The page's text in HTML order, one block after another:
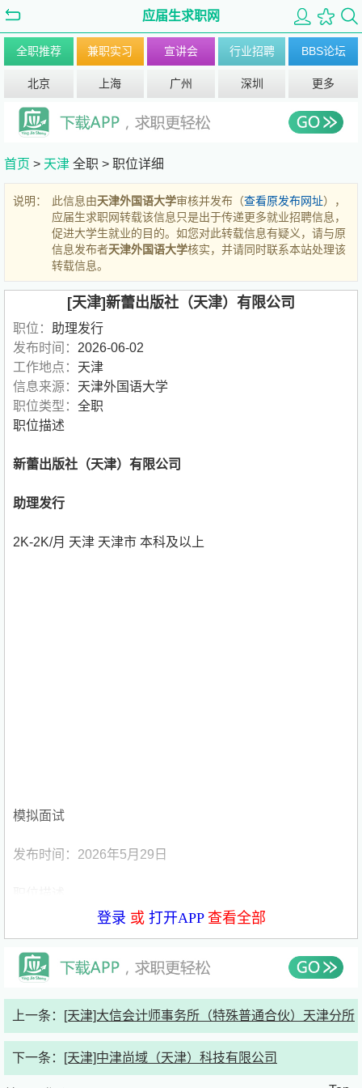
应届生求职网
全职推荐 兼职实习 宣讲会 行业招聘 BBS论坛
北京 上海 广州 深圳 更多
首页 > 天津 全职 > 职位详细
说明： 此信息由天津外国语大学审核并发布（查看原发布网址），
应届生求职网转载该信息只是出于传递更多就业招聘信息，
促进大学生就业的目的。如您对此转载信息有疑义，请与原
信息发布者天津外国语大学核实，并请同时联系本站处理该
转载信息。
[天津]新蕾出版社（天津）有限公司
职位： 助理发行
发布时间： 2026-06-02
工作地点： 天津
信息来源： 天津外国语大学
职位类型： 全职
职位描述
新蕾出版社（天津）有限公司
助理发行
2K-2K/月 天津 天津市 本科及以上
模拟面试
发布时间：2026年5月29日
1.学习书刊产品线上线下营销计划的制定与执行；
2.协助营销人员完成相关工作，撰写宣传文案、录制视频、
直播助力等日常宣推工作；
3.配合完成其他事务性工作。
登录 或 打开APP查看全部
上一条： [天津]大信会计师事务所（特殊普通合伙）天津分所
下一条： [天津]中津尚域（天津）科技有限公司